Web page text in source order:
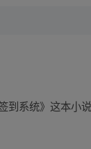
系统》这本小